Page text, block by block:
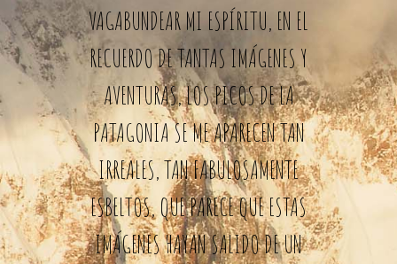
VAGABUNDEAR MI ESPÍRITU, EN EL
RECUERDO DE TANTAS IMÁGENES Y
AVENTURAS, LOS PICOS DE LA
PATAGONIA SE ME APARECEN TAN
IRREALES, TAN FABULOSAMENTE
ESBELTOS, QUE PARECE QUE ESTAS
IMÁGENES HAYAN SALIDO DE UN